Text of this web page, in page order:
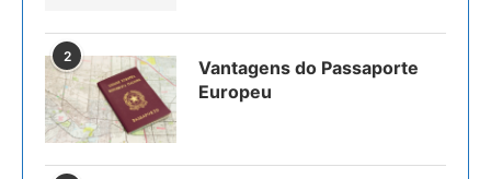
2
Vantagens do Passaporte
Europeu